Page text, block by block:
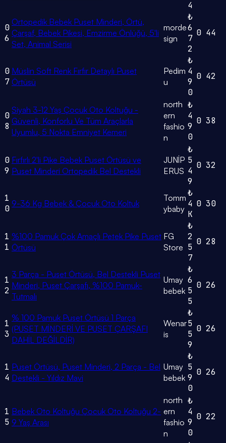
4
0
6
Ortopedik Bebek Puset Minderi, Örtü,
Çarşaf, Bebek Pikesi, Emzirme Önlüğü, 5'li
Set, Animal Serisi
morde
sign
₺
6
7
2
0 44
0
7
Müslin Soft Renk Fırfır Detaylı Puset
Örtüsü
Pedim
u
₺
4
9
0
0 42
0
8
Siyah 3-12 Yaş Çocuk Oto Koltuğu -
Güvenli, Konforlu Ve Tüm Araçlarla
Uyumlu, 5 Nokta Emniyet Kemeri
north
ern
fashio
n
₺
4
9
0
0 38
0
9
Fırfırlı 2'li Pike Bebek Puset Örtüsü ve
Puset Minderi Ortopedik Bel Destekli
JUNİP
ERUS
₺
5
4
9
0 32
1
0 9-36 Kg Bebek & Çocuk Oto Koltuk
Tomm
ybaby
₺
4
K
0 30
1
1
%100 Pamuk Çok Amaçlı Petek Pike Puset
Örtüsü
FG
Store
₺
2
5
7
0 28
1
2
3 Parça - Puset Örtüsü, Bel Destekli Puset
Minderi, Puset Çarşafı, %100 Pamuk-
Tutmalı
Umay
bebek
₺
6
5
5
0 26
1
3
% 100 Pamuk Puset Örtüsü 1 Parça
(PUSET MİNDERİ VE PUSET ÇARŞAFI
DAHİL DEĞİLDİR)
Wenar
is
₺
5
5
9
0 26
1
4
Puset Örtüsü, Puset Minderi, 2 Parça - Bel
Destekli - Yıldız Mavi
Umay
bebek
₺
5
9
0
0 26
1
5
Bebek Oto Koltuğu Çocuk Oto Koltuğu 2-
9 Yaş Arası
north
ern
fashio
n
₺
4
9
0
0 22